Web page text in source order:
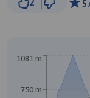
2
750 m
1081 m